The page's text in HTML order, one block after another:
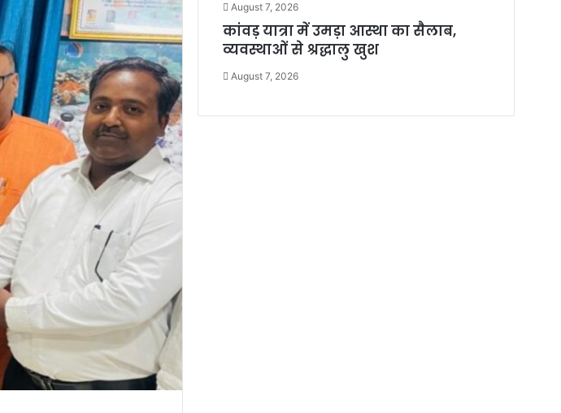
August 7, 2026
कांवड़ यात्रा में उमड़ा आस्था का सैलाब,
व्यवस्थाओं से श्रद्धालु खुश
August 7, 2026